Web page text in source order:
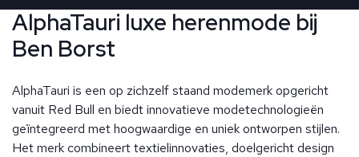
AlphaTauri luxe herenmode bij
Ben Borst
AlphaTauri is een op zichzelf staand modemerk opgericht
vanuit Red Bull en biedt innovatieve modetechnologieën
geïntegreerd met hoogwaardige en uniek ontworpen stijlen.
Het merk combineert textielinnovaties, doelgericht design